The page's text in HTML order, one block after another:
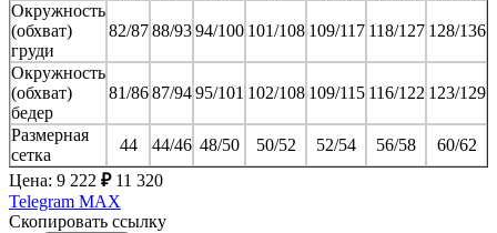
Окружность
(обхват)
груди
82/87 88/93 94/100 101/108 109/117 118/127 128/136
Окружность
(обхват)
бедер
81/86 87/94 95/101 102/108 109/115 116/122 123/129
Размерная
сетка
44 44/46 48/50 50/52 52/54 56/58
60/62
Цена: 9 222 ₽ 11 320
Telegram MAX
Скопировать ссылку